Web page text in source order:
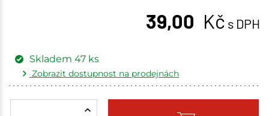
39,00 Kč s DPH
Skladem 47 ks
Zobrazit dostupnost na prodejnách